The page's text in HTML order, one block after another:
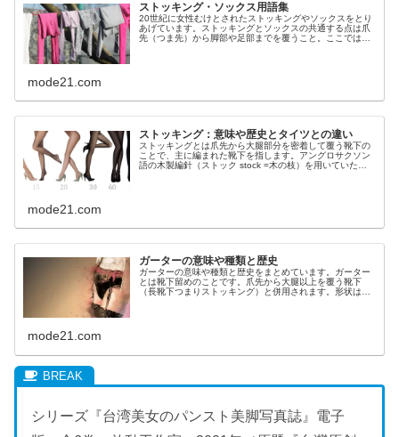
ストッキング・ソックス用語集
20世紀に女性むけとされたストッキングやソックスをとり
あげています。ストッキングとソックスの共通する点は爪
先（つま先）から脚部や足部までを覆うこと。ここでは膝
mode21.com
ストッキング：意味や歴史とタイツとの違い
ストッキングとは爪先から大腿部分を密着して覆う靴下の
ことで、主に編まれた靴下を指します。アングロサクソン
語の木製編針（ストック stock =木の枝）を用いていたこ
mode21.com
ガーターの意味や種類と歴史
ガーターの意味や種類と歴史をまとめています。ガーター
とは靴下留めのことです。爪先から大腿以上を覆う靴下
（長靴下つまりストッキング）と併用されます。形状は輪
mode21.com
シリーズ『台湾美女のパンスト美脚写真誌』電子